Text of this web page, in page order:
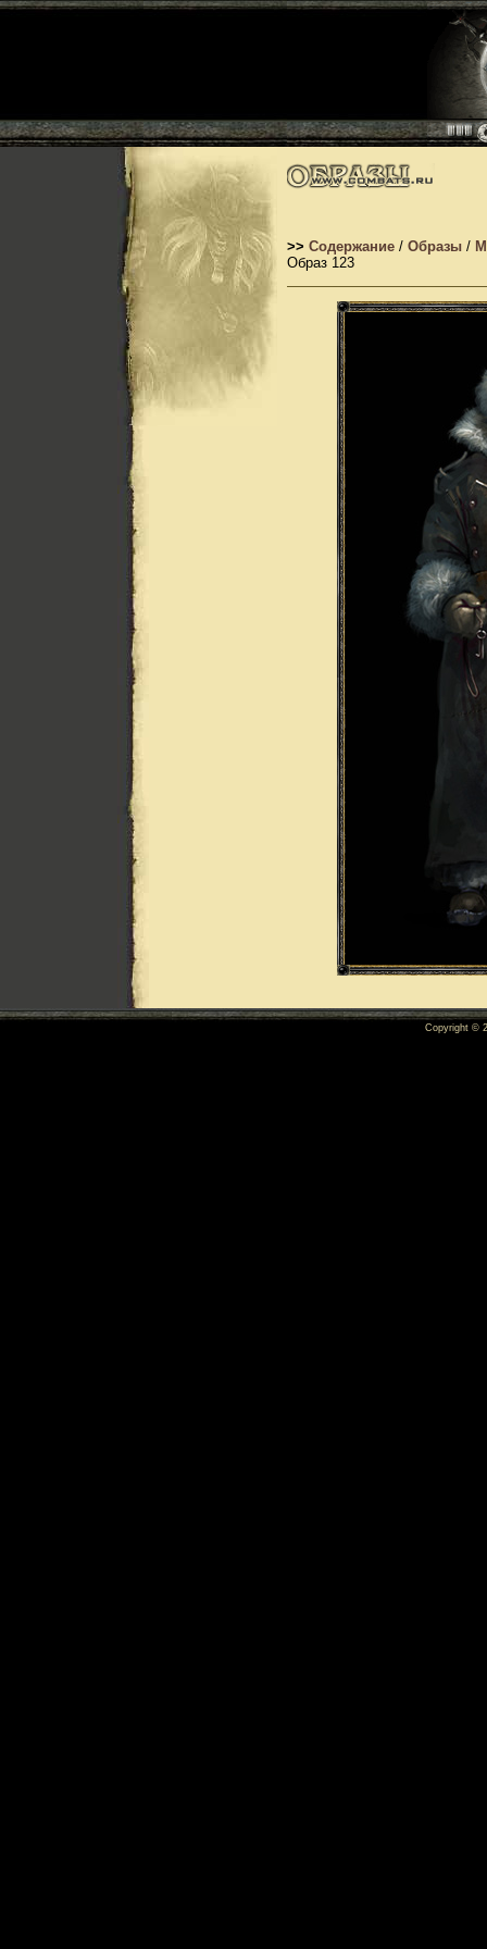
>> Содержание / Образы /
Образ 123
Copyright ©